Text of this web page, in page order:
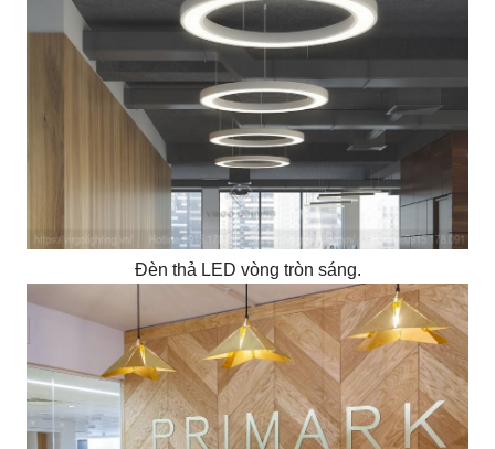
Đèn thả LED vòng tròn sáng.